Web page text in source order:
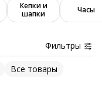
Кепки и
шапки
Часы
Фильтры
Все товары